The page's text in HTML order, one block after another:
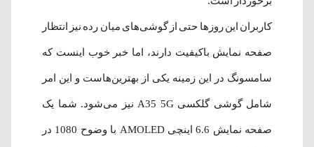
کاربران این روزها حتی از گوشی‌های میان رده نیز انتظار
صفحه نمایش باکیفیت دارند، اما خبر خوب اینست که
سامسونگ در این زمینه یکی از بهترین‌هاست و این امر
شامل گوشی گلکسی A35 5G نیز می‌شود. شما یک
صفحه نمایش 6.6 اینچی AMOLED با وضوح 1080 در